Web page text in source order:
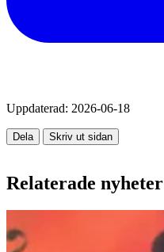
Uppdaterad: 2026-06-18
Dela Skriv ut sidan
Relaterade nyheter